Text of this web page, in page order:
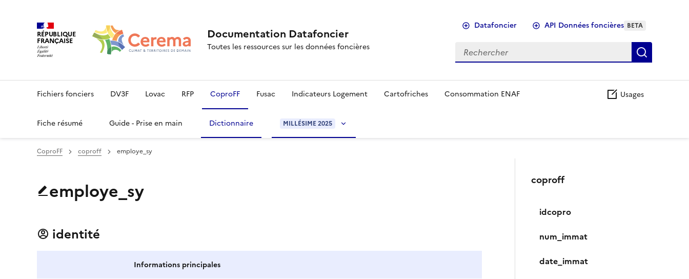
RÉPUBLIQUE
FRANÇAISE Documentation Datafoncier
Toutes les ressources sur les données foncières
Datafoncier API Données foncières BETA
Rechercher
Fichiers fonciers DV3F Lovac RFP CoproFF Fusac Indicateurs Logement Cartofriches Consommation ENAF Usages
Fiche résumé Guide - Prise en main Dictionnaire MILLÉSIME 2025
CoproFF coproff employe_sy
employe_sy
identité
Informations principales
coproff
idcopro
num_immat
date_immat